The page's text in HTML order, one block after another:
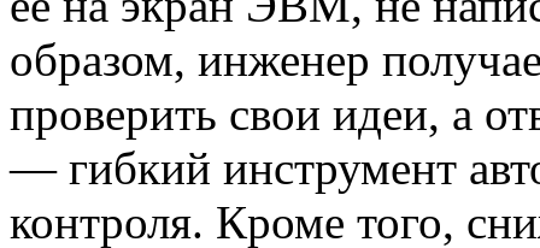
образом, инженер
проверить свои идеи, а
— гибкий инструмент
контроля. Кроме того,